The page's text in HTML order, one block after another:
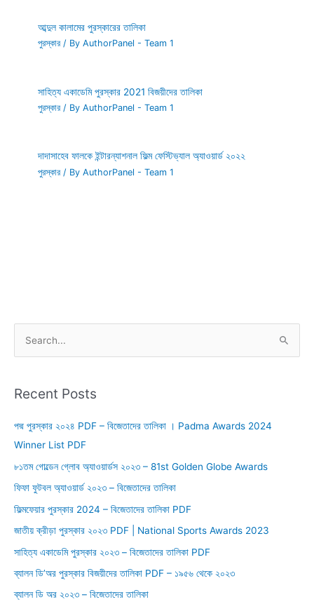
আব্দুল কালামের পুরস্কারের তালিকা
পুরস্কার / ByAuthorPanel - Team 1
সাহিত্য একাডেমি পুরস্কার 2021 বিজয়ীদের তালিকা
পুরস্কার / ByAuthorPanel - Team 1
দাদাসাহেব ফালকে ইন্টারন্যাশনাল ফিল্ম ফেস্টিভ্যাল অ্যাওয়ার্ড ২০২২
পুরস্কার / ByAuthorPanel - Team 1
r
h
f
o
r
Recent Posts
পদ্ম পুরস্কার ২০২৪ PDF – বিজেতাদের তালিকা । Padma Awards 2024
Winner List PDF
৮১তম গোল্ডেন গ্লোব অ্যাওয়ার্ডস ২০২৩ – 81st Golden Globe Awards
ফিফা ফুটবল অ্যাওয়ার্ড ২০২৩ – বিজেতাদের তালিকা
ফিল্মফেয়ার পুরস্কার 2024 – বিজেতাদের তালিকা PDF
জাতীয় ক্রীড়া পুরস্কার ২০২৩ PDF | National Sports Awards 2023
সাহিত্য একাডেমি পুরস্কার ২০২৩ – বিজেতাদের তালিকা PDF
ব্যালন ডি’অর পুরস্কার বিজয়ীদের তালিকা PDF – ১৯৫৬ থেকে ২০২৩
ব্যালন ডি অর ২০২৩ – বিজেতাদের তালিকা